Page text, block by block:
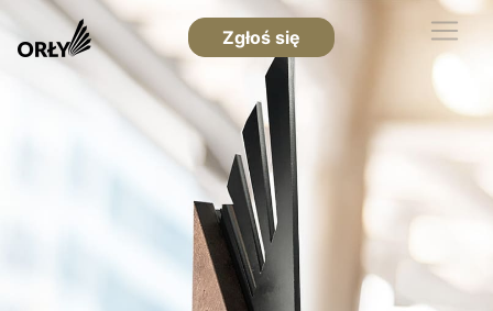
Zgłoś się